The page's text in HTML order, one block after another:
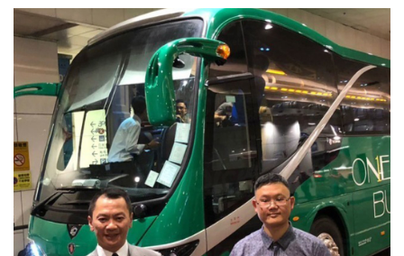
EduTech
IT Times
生成式AI與雲端應用
Enterprise Digital Transformation
特集